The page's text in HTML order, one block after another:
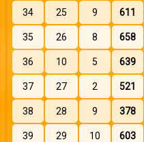
34
25 9 611
35
26 8 658
36
10 5 639
37
27 2 521
38
28 9 378
39
29 10 603